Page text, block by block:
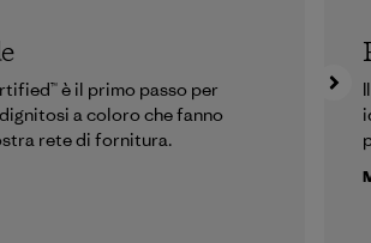
è il primo passo per
a coloro che fanno
rete di fornitura.